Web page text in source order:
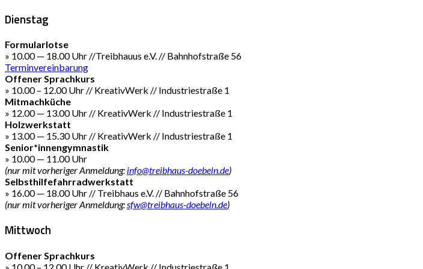
Dienstag
Formularlotse
» 10.00 — 18.00 Uhr //Treibhauus e.V. // Bahnhofstraße 56
Terminvereinbarung
Offener Sprachkurs
» 10.00 – 12.00 Uhr // KreativWerk // Industriestraße 1
Mitmachküche
» 12.00 — 13.00 Uhr // KreativWerk // Industriestraße 1
Holzwerkstatt
» 13.00 — 15.30 Uhr // KreativWerk // Industriestraße 1
Senior*innengymnastik
» 10.00 — 11.00 Uhr
(nur mit vorheriger Anmeldung: info@treibhaus-doebeln.de)
Selbsthilfefahrradwerkstatt
» 16.00 — 18.00 Uhr // Treibhaus e.V. // Bahnhofstraße 56
(nur mit vorheriger Anmeldung:sfw@treibhaus-doebeln.de)
Mittwoch
Offener Sprachkurs
» 10.00 – 12.00 Uhr // KreativWerk // Industriestraße 1